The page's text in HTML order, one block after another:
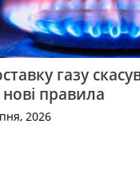
газу
правила
2026